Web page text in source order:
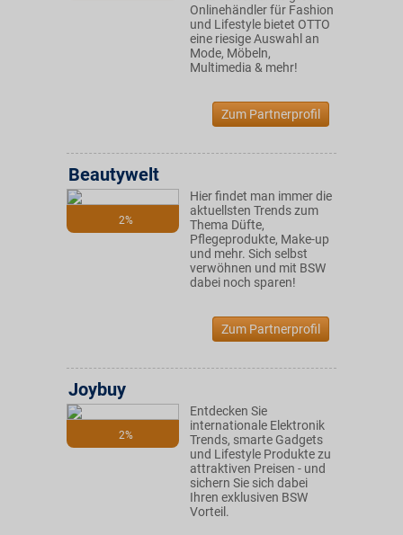
Onlinehändler für Fashion
und Lifestyle bietet OTTO
eine riesige Auswahl an
Mode, Möbeln,
Multimedia & mehr!
Zum Partnerprofil
2%
Beautywelt
Hier findet man immer die
aktuellsten Trends zum
Thema Düfte,
Pflegeprodukte, Make-up
und mehr. Sich selbst
verwöhnen und mit BSW
dabei noch sparen!
Zum Partnerprofil
2%
Joybuy
Entdecken Sie
internationale Elektronik
Trends, smarte Gadgets
und Lifestyle Produkte zu
attraktiven Preisen - und
sichern Sie sich dabei
Ihren exklusiven BSW
Vorteil.